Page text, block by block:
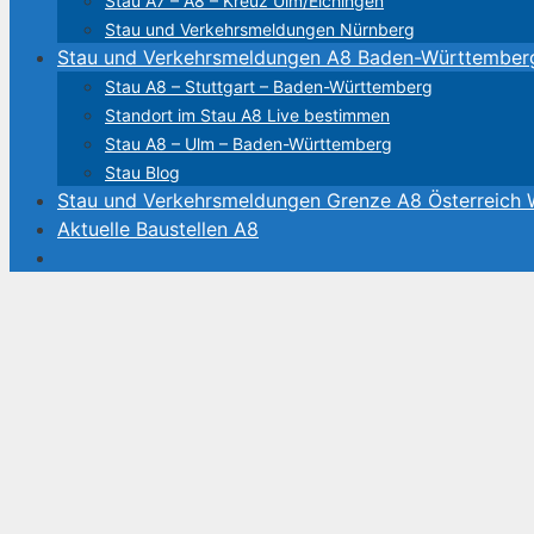
Stau und Verkehrsmeldungen Nürnberg
Stau und Verkehrsmeldungen A8 Baden-
Stau A8 – Stuttgart – Baden-Württemberg
Standort im Stau A8 Live bestimmen
Stau A8 – Ulm – Baden-Württemberg
Stau Blog
Stau und Verkehrsmeldungen Grenze A8 Österreich
Aktuelle Baustellen A8